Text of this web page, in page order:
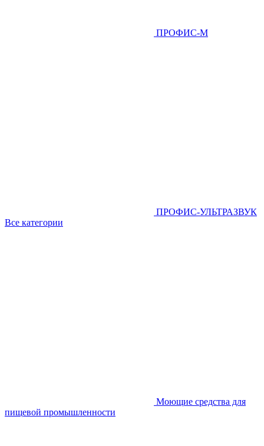
ПРОФИС-М
ПРОФИС-УЛЬТРАЗВУК
Все категории
Моющие средства для
пищевой промышленности